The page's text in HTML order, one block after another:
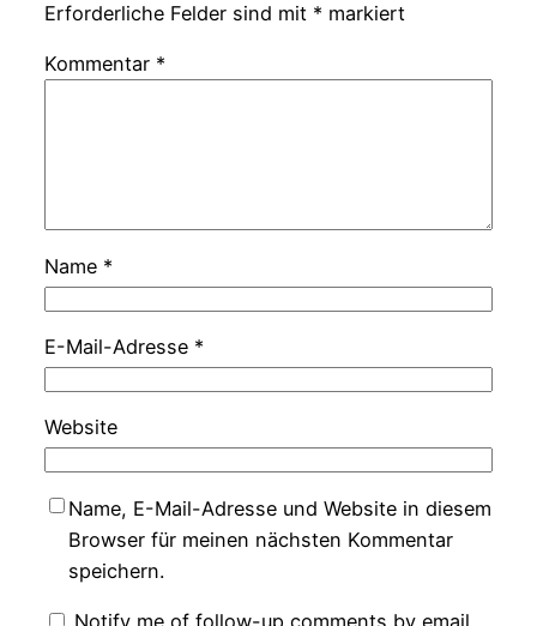
Erforderliche Felder sind mit * markiert
Kommentar *
Name *
E-Mail-Adresse *
Website
Name, E-Mail-Adresse und Website in diesem
Browser für meinen nächsten Kommentar
speichern.
Notify me of follow-up comments by email.